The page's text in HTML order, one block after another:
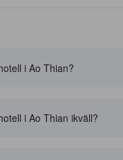
i Ao Thian?
i Ao Thian ikväll?